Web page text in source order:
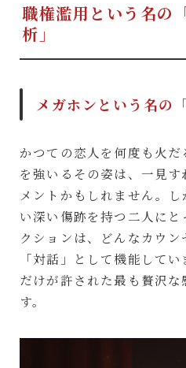
職権濫用という名の
析」
メガホンという名の
かつての恋人を何度も火
を強いるその姿は、一見
メントかもしれません。
い深い傷跡を持つ二人に
クションは、どんなカウ
「対話」として機能して
だけが許された最も贅沢
す。